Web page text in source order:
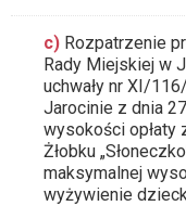
c) Rozpatrzenie
Rady Miejskiej w
uchwały nr XI/
Jarocinie z dnia
wysokości opłaty
Żłobku
maksymalnej
wyżywienie